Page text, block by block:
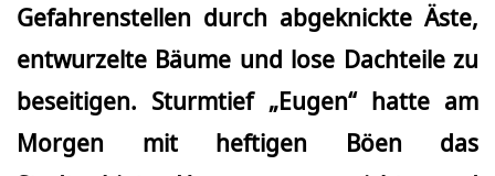
Gefahrenstellen durch abgeknickte Äste,
entwurzelte Bäume und lose Dachteile zu
beseitigen. Sturmtief „Eugen“ hatte am
Morgen mit heftigen Böen das